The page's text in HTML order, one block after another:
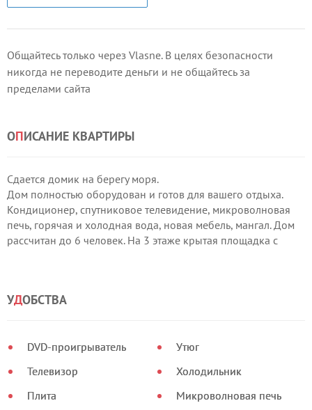
Общайтесь только через Vlasne. В целях безопасности
никогда не переводите деньги и не общайтесь за
пределами сайта
ОПИСАНИЕ КВАРТИРЫ
Сдается домик на берегу моря.
Дом полностью оборудован и готов для вашего отдыха.
Кондиционер, спутниковое телевидение, микроволновая
печь, горячая и холодная вода, новая мебель, мангал. Дом
рассчитан до 6 человек. На 3 этаже крытая площадка с
УДОБСТВА
DVD-проигрыватель
Телевизор
Плита
Утюг
Холодильник
Микроволновая печь